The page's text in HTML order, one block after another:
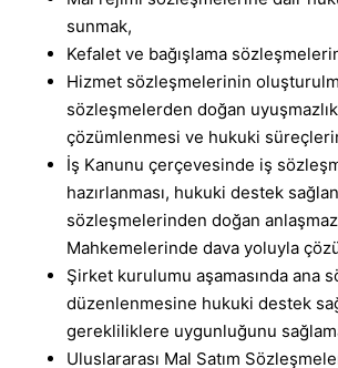
sunmak,
Kefalet ve bağışlama
Hizmet sözleşmelerinin
sözleşmelerden doğan
çözümlenmesi ve hukuki
İş Kanunu çerçevesinde iş
hazırlanması, hukuki destek
sözleşmelerinden doğan
Mahkemelerinde dava yoluyla
Şirket kurulumu aşamasında ana
düzenlenmesine hukuki destek
gerekliliklere uygunluğunu
Uluslararası Mal Satım